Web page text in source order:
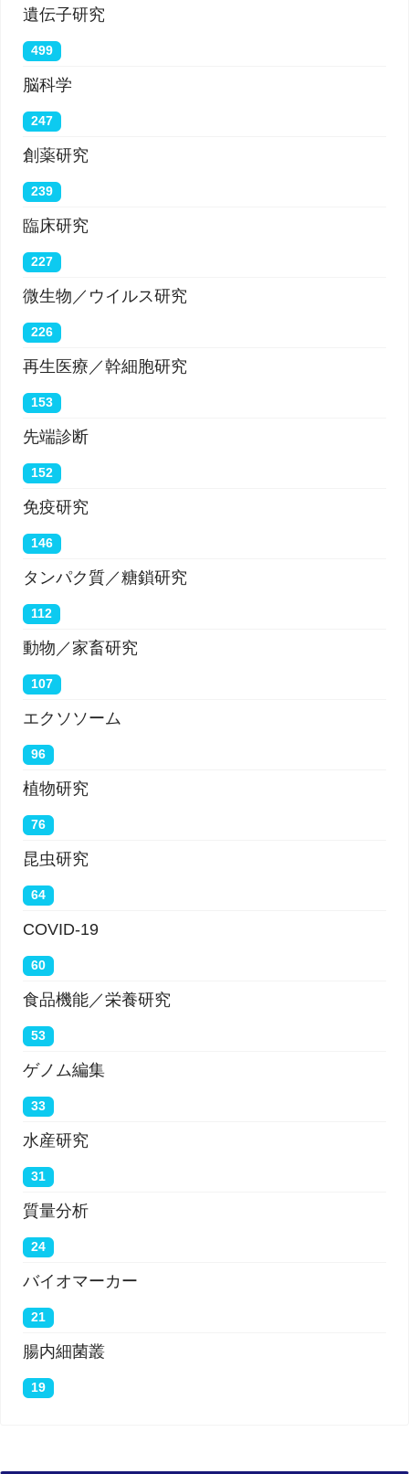
遺伝子研究
499
脳科学
247
創薬研究
239
臨床研究
227
微生物／ウイルス研究
226
再生医療／幹細胞研究
153
先端診断
152
免疫研究
146
タンパク質／糖鎖研究
112
動物／家畜研究
107
エクソソーム
96
植物研究
76
昆虫研究
64
COVID-19
60
食品機能／栄養研究
53
ゲノム編集
33
水産研究
31
質量分析
24
バイオマーカー
21
腸内細菌叢
19